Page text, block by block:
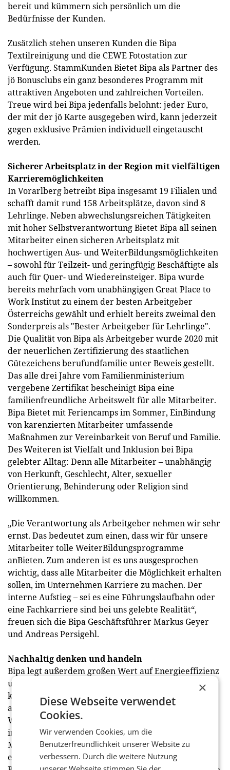
bereit und kümmern sich persönlich um die
Bedürfnisse der Kunden.
Zusätzlich stehen unseren Kunden die Bipa
Textilreinigung und die CEWE Fotostation zur
Verfügung. StammKunden Bietet Bipa als Partner des
jö Bonusclubs ein ganz besonderes Programm mit
attraktiven Angeboten und zahlreichen Vorteilen.
Treue wird bei Bipa jedenfalls belohnt: jeder Euro,
der mit der jö Karte ausgegeben wird, kann jederzeit
gegen exklusive Prämien individuell eingetauscht
werden.
Sicherer Arbeitsplatz in der Region mit vielfältigen
Karrieremöglichkeiten
In Vorarlberg betreibt Bipa insgesamt 19 Filialen und
schafft damit rund 158 Arbeitsplätze, davon sind 8
Lehrlinge. Neben abwechslungsreichen Tätigkeiten
mit hoher Selbstverantwortung Bietet Bipa all seinen
Mitarbeiter einen sicheren Arbeitsplatz mit
hochwertigen Aus- und WeiterBildungsmöglichkeiten
– sowohl für Teilzeit- und geringfügig Beschäftigte als
auch für Quer- und Wiedereinsteiger. Bipa wurde
bereits mehrfach vom unabhängigen Great Place to
Work Institut zu einem der besten Arbeitgeber
Österreichs gewählt und erhielt bereits zweimal den
Sonderpreis als "Bester Arbeitgeber für Lehrlinge".
Die Qualität von Bipa als Arbeitgeber wurde 2020 mit
der neuerlichen Zertifizierung des staatlichen
Gütezeichens berufundfamilie unter Beweis gestellt.
Das alle drei Jahre vom Familienministerium
vergebene Zertifikat bescheinigt Bipa eine
familienfreundliche Arbeitswelt für alle Mitarbeiter.
Bipa Bietet mit Feriencamps im Sommer, EinBindung
von karenzierten Mitarbeiter umfassende
Maßnahmen zur Vereinbarkeit von Beruf und Familie.
Des Weiteren ist Vielfalt und Inklusion bei Bipa
gelebter Alltag: Denn alle Mitarbeiter – unabhängig
von Herkunft, Geschlecht, Alter, sexueller
Orientierung, Behinderung oder Religion sind
willkommen.
„Die Verantwortung als Arbeitgeber nehmen wir sehr
ernst. Das bedeutet zum einen, dass wir für unsere
Mitarbeiter tolle WeiterBildungsprogramme
anBieten. Zum anderen ist es uns ausgesprochen
wichtig, dass alle Mitarbeiter die Möglichkeit erhalten
sollen, im Unternehmen Karriere zu machen. Der
interne Aufstieg – sei es eine Führungslaufbahn oder
eine Fachkarriere sind bei uns gelebte Realität“,
freuen sich die Bipa Geschäftsführer Markus Geyer
und Andreas Persigehl.
Nachhaltig denken und handeln
Bipa legt außerdem großen Wert auf Energieeffizienz
und die konsequente Förderung von erneuerbaren,
klimaschonenden Energiequellen. Bipa bezieht
ausschließlich Grünstrom aus österreichischer
Wasserkraft. In der Filiale in DornBirn werden – wie
in allen Neu- und Umbauten – zudem weitere
Maßnahmen zur Erhöhung der Energieeffizienz
eingesetzt. Dazu gehören unter anderem LED
×
Diese Webseite verwendet
Cookies.
Wir verwenden Cookies, um die
Benutzerfreundlichkeit unserer Website zu
verbessern. Durch die weitere Nutzung